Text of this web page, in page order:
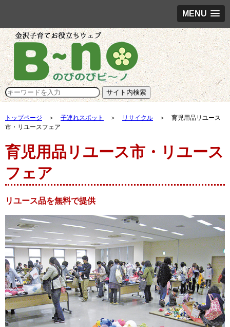
MENU
トップページ ＞ 子連れスポット ＞ リサイクル ＞ 育児用品リユース
市・リユースフェア
育児用品リユース市・リユース
フェア
リユース品を無料で提供